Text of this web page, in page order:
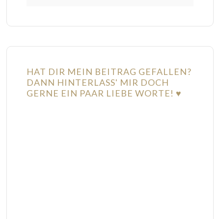
HAT DIR MEIN BEITRAG GEFALLEN?
DANN HINTERLASS' MIR DOCH
GERNE EIN PAAR LIEBE WORTE! ♥